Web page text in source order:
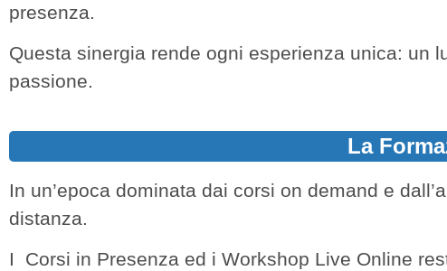
presenza.
Questa sinergia rende ogni esperienza unica: un
passione.
La
In un’epoca dominata dai corsi on demand e
distanza.
I Corsi in Presenza ed i Workshop Live Online